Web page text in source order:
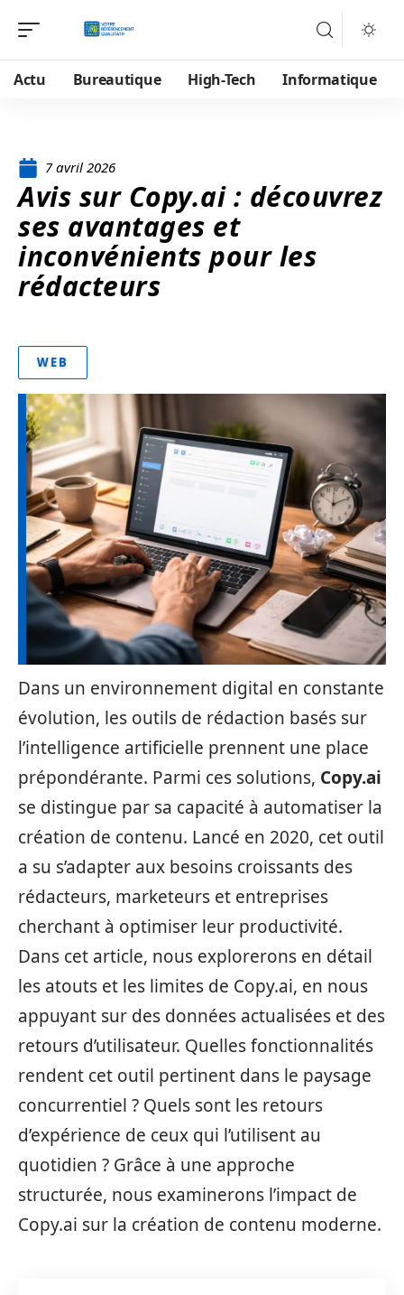
Actu Bureautique High-Tech Informatique
7 avril 2026
Avis sur Copy.ai : découvrez
ses avantages et
inconvénients pour les
rédacteurs
WEB
Dans un environnement digital en constante
évolution, les outils de rédaction basés sur
l’intelligence artificielle prennent une place
prépondérante. Parmi ces solutions, Copy.ai
se distingue par sa capacité à automatiser la
création de contenu. Lancé en 2020, cet outil
a su s’adapter aux besoins croissants des
rédacteurs, marketeurs et entreprises
cherchant à optimiser leur productivité.
Dans cet article, nous explorerons en détail
les atouts et les limites de Copy.ai, en nous
appuyant sur des données actualisées et des
retours d’utilisateur. Quelles fonctionnalités
rendent cet outil pertinent dans le paysage
concurrentiel ? Quels sont les retours
d’expérience de ceux qui l’utilisent au
quotidien ? Grâce à une approche
structurée, nous examinerons l’impact de
Copy.ai sur la création de contenu moderne.